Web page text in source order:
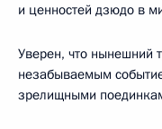
и ценностей дзюдо в
Уверен, что нынешний
незабываемым
зрелищными